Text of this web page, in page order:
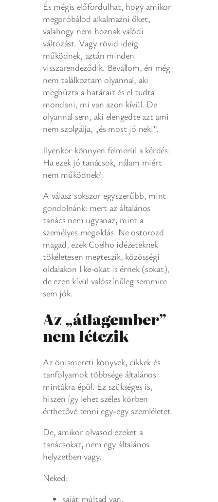
És mégis előfordulhat, hogy amikor
megpróbálod alkalmazni őket,
valahogy nem hoznak valódi
változást. Vagy rövid ideig
működnek, aztán minden
visszarendeződik. Bevallom, én még
nem találkoztam olyannal, aki
meghúzta a határait és el tudta
mondani, mi van azon kívül. De
olyannal sem, aki elengedte azt ami
nem szolgálja, „és most jó neki”.
Ilyenkor könnyen felmerül a kérdés:
Ha ezek jó tanácsok, nálam miért
nem működnek?
A válasz sokszor egyszerűbb, mint
gondolnánk: mert az általános
tanács nem ugyanaz, mint a
személyes megoldás. Ne ostorozd
magad, ezek Coelho idézeteknek
tökéletesen megteszik, közösségi
oldalakon like-okat is érnek (sokat),
de ezen kívül valószínűleg semmire
sem jók.
Az „átlagember”
nem létezik
Az önismereti könyvek, cikkek és
tanfolyamok többsége általános
mintákra épül. Ez szükséges is,
hiszen így lehet széles körben
érthetővé tenni egy-egy szemléletet.
De, amikor olvasod ezeket a
tanácsokat, nem egy általános
helyzetben vagy.
Neked:
saját múltad van,